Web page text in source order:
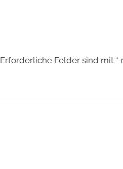
Erforderliche Felder sind mit *